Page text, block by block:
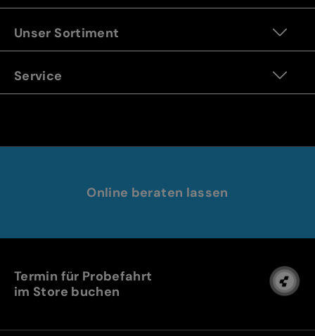
Unser Sortiment
Service
Online beraten lassen
Termin für Probefahrt
im Store buchen